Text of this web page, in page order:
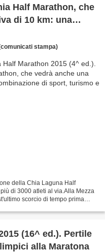
Half Marathon, che
di 10 km: una
stampa)
della Chia Laguna Half
di 3000 atleti al via.Alla Mezza
scorcio di tempo prima
(16^ ed.). Pertile
alla Maratona